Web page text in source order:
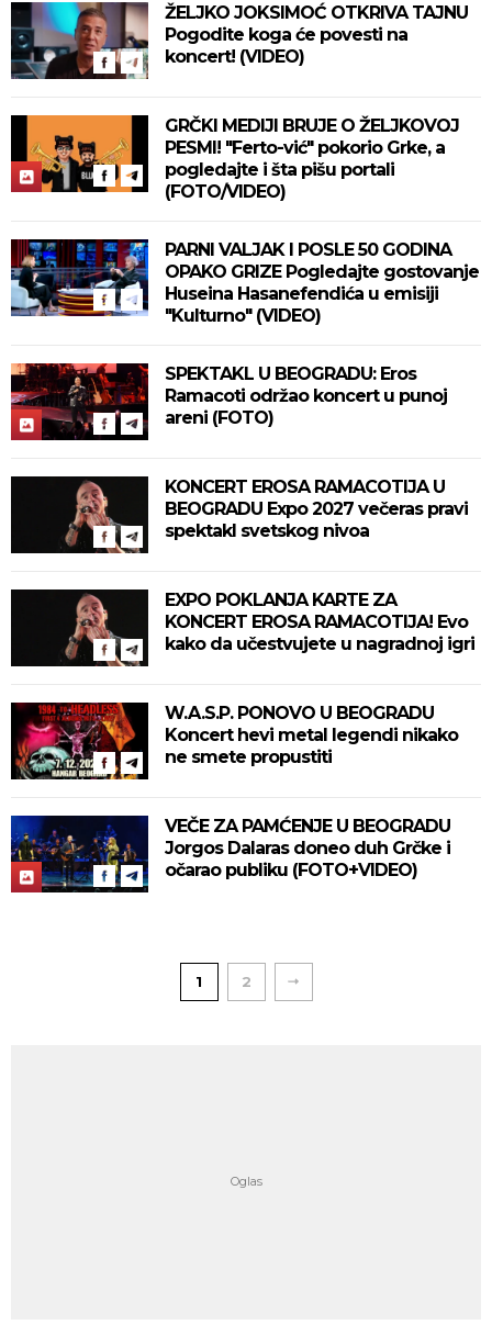
ŽELJKO JOKSIMOĆ OTKRIVA TAJNU
Pogodite koga će povesti na
koncert! (VIDEO)
GRČKI MEDIJI BRUJE O ŽELJKOVOJ
PESMI! "Ferto-vić" pokorio Grke, a
pogledajte i šta pišu portali
(FOTO/VIDEO)
PARNI VALJAK I POSLE 50 GODINA
OPAKO GRIZE Pogledajte gostovanje
Huseina Hasanefendića u emisiji
"Kulturno" (VIDEO)
SPEKTAKL U BEOGRADU: Eros
Ramacoti održao koncert u punoj
areni (FOTO)
KONCERT EROSA RAMACOTIJA U
BEOGRADU Expo 2027 večeras pravi
spektakl svetskog nivoa
EXPO POKLANJA KARTE ZA
KONCERT EROSA RAMACOTIJA! Evo
kako da učestvujete u nagradnoj igri
W.A.S.P. PONOVO U BEOGRADU
Koncert hevi metal legendi nikako
ne smete propustiti
VEČE ZA PAMĆENJE U BEOGRADU
Jorgos Dalaras doneo duh Grčke i
očarao publiku (FOTO+VIDEO)
1 2